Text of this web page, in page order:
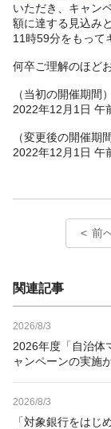
いただき、キャン
額に達する見込み
11時59分をもって
何卒ご理解のほど
（当初の開催期間）
2022年12月1日 午
（変更後の開催期間
2022年12月1日 午
前
関連記事
2026/8/3
2026年度「自治体
ャンペーンの実施
2026/8/3
「対象銀行をはじ